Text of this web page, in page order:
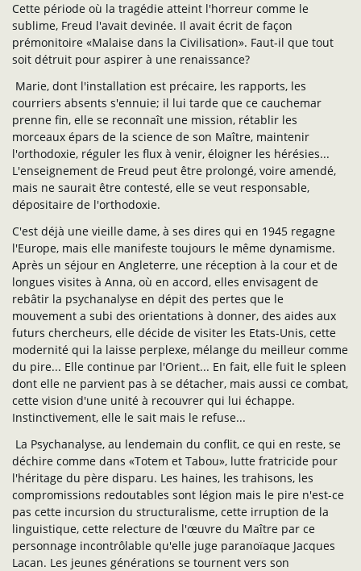
Cette période où la tragédie atteint l'horreur comme le
sublime, Freud l'avait devinée. Il avait écrit de façon
prémonitoire «Malaise dans la Civilisation». Faut-il que tout
soit détruit pour aspirer à une renaissance?
Marie, dont l'installation est précaire, les rapports, les
courriers absents s'ennuie; il lui tarde que ce cauchemar
prenne fin, elle se reconnaît une mission, rétablir les
morceaux épars de la science de son Maître, maintenir
l'orthodoxie, réguler les flux à venir, éloigner les hérésies...
L'enseignement de Freud peut être prolongé, voire amendé,
mais ne saurait être contesté, elle se veut responsable,
dépositaire de l'orthodoxie.
C'est déjà une vieille dame, à ses dires qui en 1945 regagne
l'Europe, mais elle manifeste toujours le même dynamisme.
Après un séjour en Angleterre, une réception à la cour et de
longues visites à Anna, où en accord, elles envisagent de
rebâtir la psychanalyse en dépit des pertes que le
mouvement a subi des orientations à donner, des aides aux
futurs chercheurs, elle décide de visiter les Etats-Unis, cette
modernité qui la laisse perplexe, mélange du meilleur comme
du pire... Elle continue par l'Orient... En fait, elle fuit le spleen
dont elle ne parvient pas à se détacher, mais aussi ce combat,
cette vision d'une unité à recouvrer qui lui échappe.
Instinctivement, elle le sait mais le refuse...
La Psychanalyse, au lendemain du conflit, ce qui en reste, se
déchire comme dans «Totem et Tabou», lutte fratricide pour
l'héritage du père disparu. Les haines, les trahisons, les
compromissions redoutables sont légion mais le pire n'est-ce
pas cette incursion du structuralisme, cette irruption de la
linguistique, cette relecture de l'œuvre du Maître par ce
personnage incontrôlable qu'elle juge paranoïaque Jacques
Lacan. Les jeunes générations se tournent vers son